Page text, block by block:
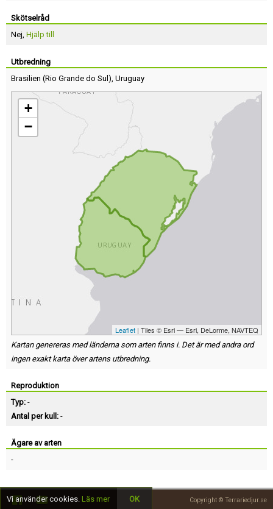
Skötselråd
Nej, Hjälp till
Utbredning
Brasilien (Rio Grande do Sul ), Uruguay
+
−
Leaflet | Tiles © Esri — Esri, DeLorme, NAVTEQ
Kartan genereras med länderna som arten finns i. Det är med andra ord
ingen exakt karta över artens utbredning.
Reproduktion
Typ: -
Antal per kull: -
Ägare av arten
-
Copyright © Terrariedjur.se
Vi använder cookies. Läs mer OK